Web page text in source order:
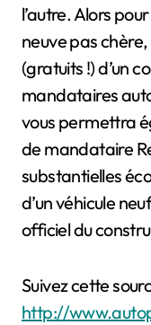
l’autre. Alors
neuve pas
(gratuits !) d’un
mandataires
vous permettra
de mandataire
substantielles
d’un véhicule
officiel du
Suivez cette
http://